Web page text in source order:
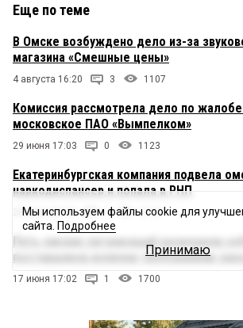
Еще по теме
В Омске возбуждено дело из-за
магазина «Смешные цены»
4 августа 16:20 3 1107
Комиссия рассмотрела дело по
московское ПАО «Вымпелком»
29 июня 17:03 0 1123
Екатеринбургская компания подвела
наркодиспансер и попала в РНП
24 июня 09:31 1 1134
Пять омских организаций разрешили
поставщиков вопреки требованиям
17 июня 17:02 1 1700
Мы используем файлы cookie для
сайта. Подробнее
Принимаю